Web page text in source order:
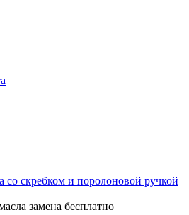
замена бесплатно